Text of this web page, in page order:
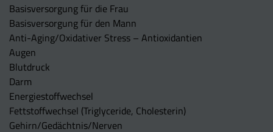
Basisversorgung für die Frau
Basisversorgung für den Mann
Anti-Aging/Oxidativer Stress – Antioxidantien
Augen
Blutdruck
Darm
Energiestoffwechsel
Fettstoffwechsel (Triglyceride, Cholesterin)
Gehirn/Gedächtnis/Nerven